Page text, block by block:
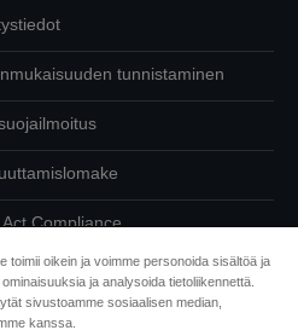
tunnistaminen
Compliance
omista tiedoistasi
evästeistä
toimii oikein ja voimme personoida sisältöä ja
ja analysoida tietoliikennettä.
sivustoamme sosiaalisen median,
kanssa.